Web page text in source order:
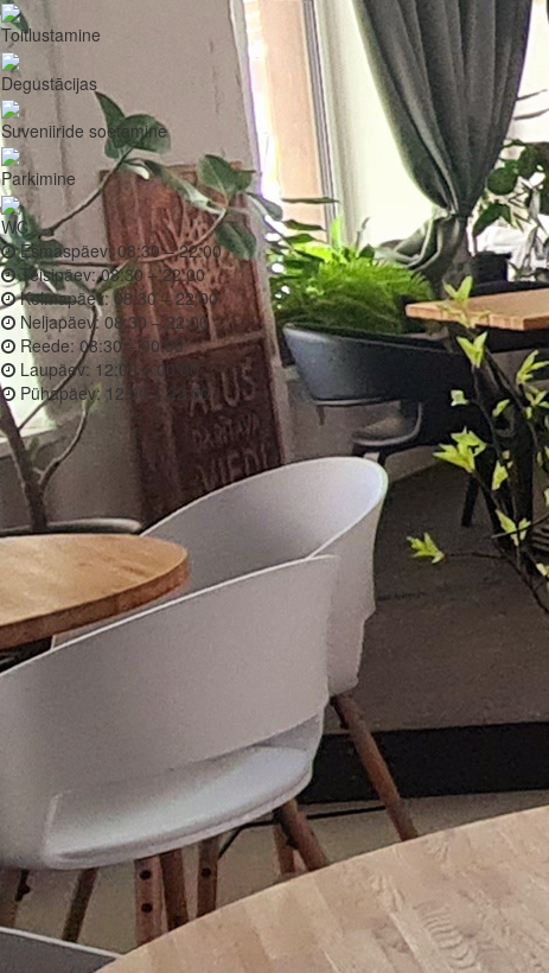
Toitlustamine
Degustācijas
Suveniiride soetamine
Parkimine
WC
Esmaspäev:08:30 – 22:00
Teisipäev:08:30 – 22:00
Kolmapäev:08:30 – 22:00
Neljapäev:08:30 – 22:00
Reede: 08:30 – 00:00
Laupäev: 12:00 – 00:00
Pühapäev: 12:00 – 22:00